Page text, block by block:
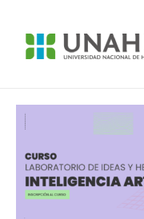
contenido